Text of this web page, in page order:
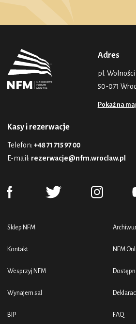
Adres
pl. Wolności
50-071
Pokaż na
Kasy i rezerwacje
Telefon: +48 71 715 97 00
E-mail: rezerwacje@nfm.wroclaw.pl
Sklep NFM
Kontakt
Wesprzyj NFM
Wynajem sal
BIP
NFM
FAQ